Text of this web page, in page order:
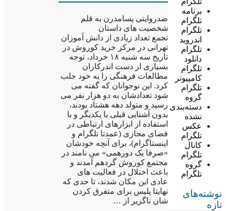
برنامه
تلگرام
تلگرام
اندروید
تلگرام
دانلود
تلگرام
کامپیوتر
تلگرام
گروه
دسته‌بندی
نشده
عکس
تلگرام
کانال
تلگرام
گروه
تلگرام
نوشته‌های
تازه
ضدروایتی پسامدرن به قلم
شخصیت های داستان
تجمع تعداد زیادی از دانش آموزان
تهرانی در مرکز خرید کوروش در
تاریخ سه شنبه ۱۸ خرداد، توجه
بسیاری از دست اندرکاران
مطالعات فرهنگی را به خود جلب
کرد. این نوجوانان که گفته می
شود تعدادشان به دو هزار نفر می
رسید و متولد دهه هشتاد بودند،
بدون آشنایی قبلی با یکدیگر و با
استفاده از ابزارهای ارتباطی در
فضای مجازی (عمدتا تلگرام و
اینستاگرام)، برای آنچه خودشان
«صرفا یک دورهمی» می نامند در
مجتمع کوروش گردهم آمدند و
باعث اختلال در فعالیت های
عادی این مکان شدند، تا حدی که
نهایتا پلیس برای متفرق کردن
شان ناگزیر از …